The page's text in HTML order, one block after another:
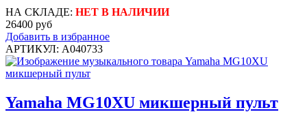
НА СКЛАДЕ: НЕТ В НАЛИЧИИ
26400 руб
Добавить в избранное
АРТИКУЛ: A040733
Yamaha MG10XU микшерный пульт